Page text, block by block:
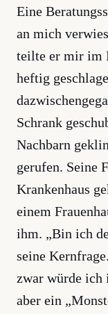
Eine
an mich
teilte er mir im
heftig
Schrank
Nachbarn
gerufen. Seine
Krankenhaus
einem
ihm. „Bin ich
seine
zwar würde ich
aber ein